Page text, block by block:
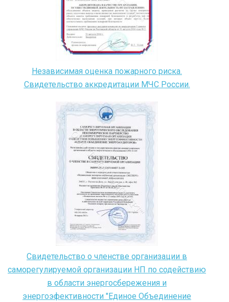
Независимая оценка пожарного риска.
Свидетельство аккредитации МЧС России.
Свидетельство о членстве организации в
саморегулируемой организации НП по содействию
в области энергосбережения и
энергоэфективности "Единое Объединение